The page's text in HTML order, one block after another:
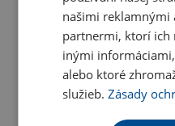
našimi reklamnými
partnermi, ktorí ich
inými
alebo ktoré
služieb.Zásady